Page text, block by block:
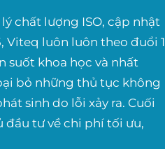
chất lượng ISO, cập nhật
Viteq luôn luôn theo đuổi 1
suốt khoa học và nhất
bỏ những thủ tục không
sinh do lỗi xảy ra. Cuối
đầu tư về chi phí tối ưu,